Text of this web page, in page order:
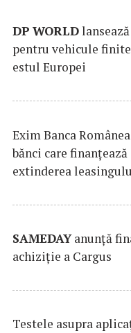
DP WORLD
pentru vehicule
estul Europei
Exim Banca
bănci care
extinderea
SAMEDAYanunță
achiziție a Cargus
Testele asupra